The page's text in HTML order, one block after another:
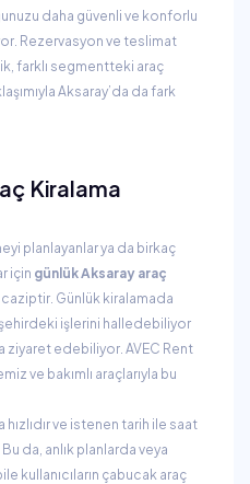
daha güvenli ve konforlu
Rezervasyon ve teslimat
farklı segmentteki araç
Aksaray’da da fark
Kiralama
planlayanlar ya da birkaç
için günlük Aksaray araç
Günlük kiralamada
işlerini halledebiliyor
ziyaret edebiliyor. AVEC Rent
ve bakımlı araçlarıyla bu
ve istenen tarih ile saat
da, anlık planlarda veya
kullanıcıların çabucak araç